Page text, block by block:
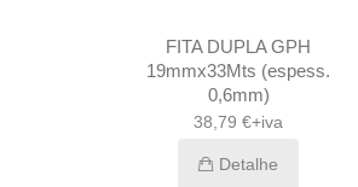
FITA DUPLA GPH
19mmx33Mts (espess.
0,6mm)
38,79 €+iva
Detalhe